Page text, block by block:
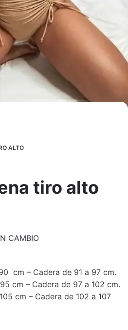
ALTO
tiro alto
CAMBIO
cm – Cadera de 91 a 97 cm.
cm – Cadera de 97 a 102 cm.
cm – Cadera de 102 a 107